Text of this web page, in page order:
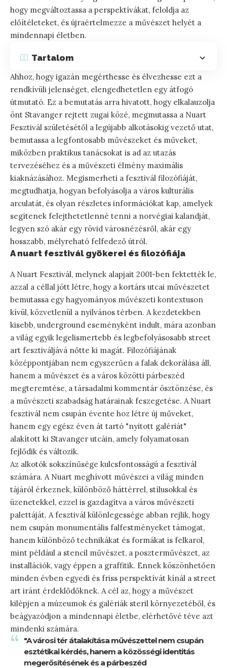
hogy megváltoztassa a perspektívákat, feloldja az
előítéleteket, és újraértelmezze a művészet helyét a
mindennapi életben.
Tartalom
Ahhoz, hogy igazán megérthesse és élvezhesse ezt a
rendkívüli jelenséget, elengedhetetlen egy átfogó
útmutató. Ez a bemutatás arra hivatott, hogy elkalauzolja
önt Stavanger rejtett zugai közé, megmutassa a Nuart
Fesztivál születésétől a legújabb alkotásokig vezető utat,
bemutassa a legfontosabb művészeket és műveket,
miközben praktikus tanácsokat is ad az utazás
tervezéséhez és a művészeti élmény maximális
kiaknázásához. Megismerheti a fesztivál filozófiáját,
megtudhatja, hogyan befolyásolja a város kulturális
arculatát, és olyan részletes információkat kap, amelyek
segítenek felejthetetlenné tenni a norvégiai kalandját,
legyen szó akár egy rövid városnézésről, akár egy
hosszabb, mélyreható felfedező útról.
A nuart fesztivál gyökerei és filozófiája
A Nuart Fesztivál, melynek alapjait 2001-ben fektették le,
azzal a céllal jött létre, hogy a kortárs utcai művészetet
bemutassa egy hagyományos művészeti kontextuson
kívül, közvetlenül a nyilvános térben. A kezdetekben
kisebb, underground eseményként indult, mára azonban
a világ egyik legelismertebb és legbefolyásosabb street
art fesztiváljává nőtte ki magát. Filozófiájának
középpontjában nem egyszerűen a falak dekorálása áll,
hanem a művészet és a város közötti párbeszéd
megteremtése, a társadalmi kommentár ösztönzése, és
a művészeti szabadság határainak feszegetése. A Nuart
fesztivál nem csupán évente hoz létre új műveket,
hanem egy egész éven át tartó "nyitott galériát"
alakított ki Stavanger utcáin, amely folyamatosan
fejlődik és változik.
Az alkotók sokszínűsége kulcsfontosságú a fesztivál
számára. A Nuart meghívott művészei a világ minden
tájáról érkeznek, különböző háttérrel, stílusokkal és
üzenetekkel, ezzel is gazdagítva a város művészeti
palettáját. A fesztivál különlegessége abban rejlik, hogy
nem csupán monumentális falfestményeket támogat,
hanem különböző technikákat és formákat is felkarol,
mint például a stencil művészet, a poszterművészet, az
installációk, vagy éppen a graffitik. Ennek köszönhetően
minden évben egyedi és friss perspektívát kínál a street
art iránt érdeklődőknek. A cél az, hogy a művészet
kilépjen a múzeumok és galériák steril környezetéből, és
beágyazódjon a mindennapi életbe, elérhetővé téve azt
mindenki számára.
"A városi tér átalakítása művészettel nem csupán
esztétikai kérdés, hanem a közösségi identitás
megerősítésének és a párbeszéd